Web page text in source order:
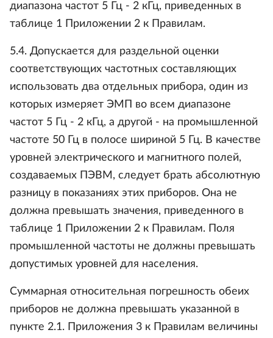
диапазона частот 5 Гц - 2 кГц, приведенных в
таблице 1 Приложении 2 к Правилам.
5.4. Допускается для раздельной оценки
соответствующих частотных составляющих
использовать два отдельных прибора, один из
которых измеряет ЭМП во всем диапазоне
частот 5 Гц - 2 кГц, а другой - на промышленной
частоте 50 Гц в полосе шириной 5 Гц. В качестве
уровней электрического и магнитного полей,
создаваемых ПЭВМ, следует брать абсолютную
разницу в показаниях этих приборов. Она не
должна превышать значения, приведенного в
таблице 1 Приложении 2 к Правилам. Поля
промышленной частоты не должны превышать
допустимых уровней для населения.
Суммарная относительная погрешность обеих
приборов не должна превышать указанной в
пункте 2.1. Приложения 3 к Правилам величины